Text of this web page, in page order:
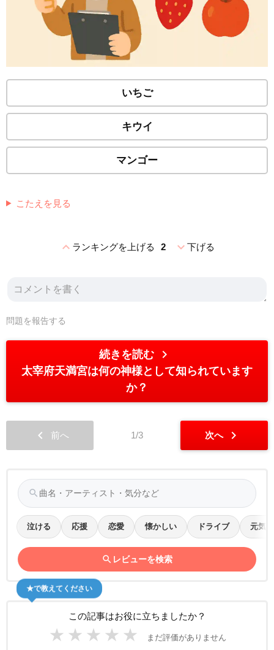
いちご
キウイ
マンゴー
こたえを見る
expand_lessランキングを上げる 2 expand_more下げる
問題を報告する
続きを読む chevron_right
太宰府天満宮は何の神様として知られています
か？
chevron_left 前へ 1/3 次へ chevron_right
search
泣ける 応援 恋愛 懐かしい ドライブ 元気
search レビューを検索
この記事はお役に立ちましたか？
★ ★ ★ ★ ★ まだ評価がありません
★で教えてください